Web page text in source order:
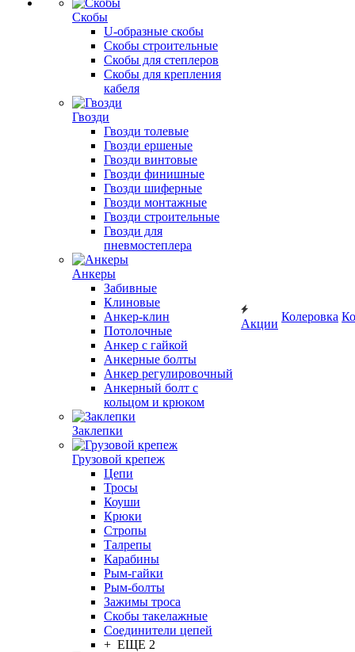
Скобы
U-образные скобы
Скобы строительные
Скобы для степлеров
Скобы для крепления
кабеля
Гвозди
Гвозди толевые
Гвозди ершеные
Гвозди винтовые
Гвозди финишные
Гвозди шиферные
Гвозди монтажные
Гвозди строительные
Гвозди для
пневмостеплера
Анкеры
Забивные
Клиновые
Анкер-клин
Потолочные
Анкер с гайкой
Анкерные болты
Анкер регулировочный
Анкерный болт с
кольцом и крюком
Заклепки
Грузовой крепеж
Цепи
Тросы
Коуши
Крюки
Стропы
Талрепы
Карабины
Рым-гайки
Рым-болты
Зажимы троса
Скобы такелажные
Соединители цепей
+ ЕЩЕ 2
Акции
Колеровка